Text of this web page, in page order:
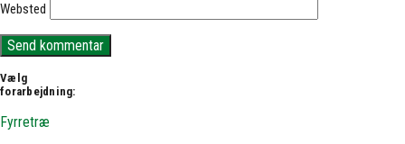
Websted
Vælg
forarbejdning:
Fyrretræ